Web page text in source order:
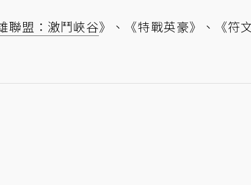
聯盟：激鬥峽谷》、《特戰英豪》、《符